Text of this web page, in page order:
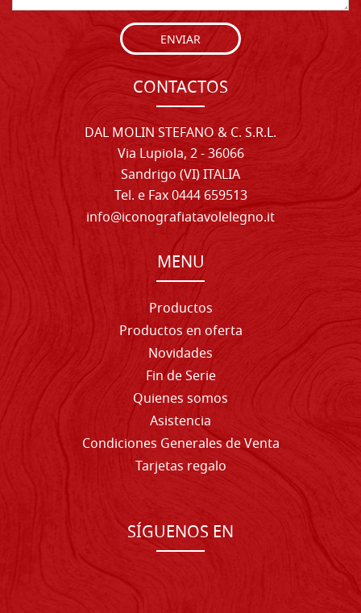
ENVIAR
CONTACTOS
DAL MOLIN STEFANO & C. S.R.L.
Via Lupiola, 2 - 36066
Sandrigo (VI) ITALIA
Tel. e Fax 0444 659513
info@iconografiatavolelegno.it
MENU
Productos
Productos en oferta
Novidades
Fin de Serie
Quienes somos
Asistencia
Condiciones Generales de Venta
Tarjetas regalo
SÍGUENOS EN